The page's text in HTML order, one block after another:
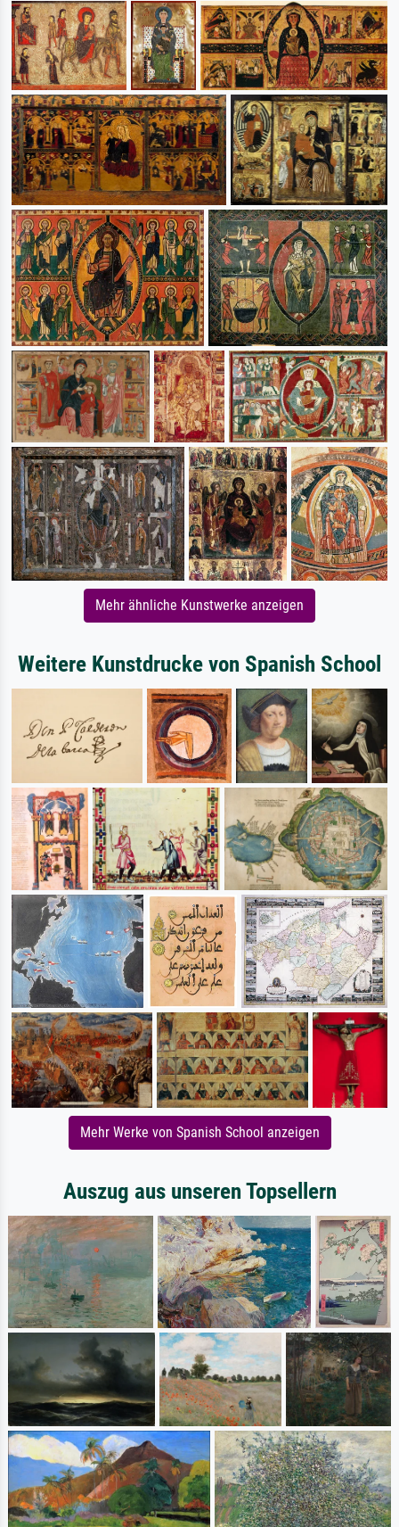
Mehr ähnliche Kunstwerke anzeigen
Weitere Kunstdrucke von Spanish School
Mehr Werke von Spanish School anzeigen
Auszug aus unseren Topsellern